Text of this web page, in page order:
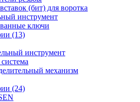
(бит) для воротка
инструмент
ключи
(13)
инструмент
механизм
(24)